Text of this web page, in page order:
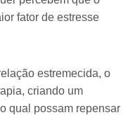
fator de estresse
estremecida, o
criando um
qual possam repensar